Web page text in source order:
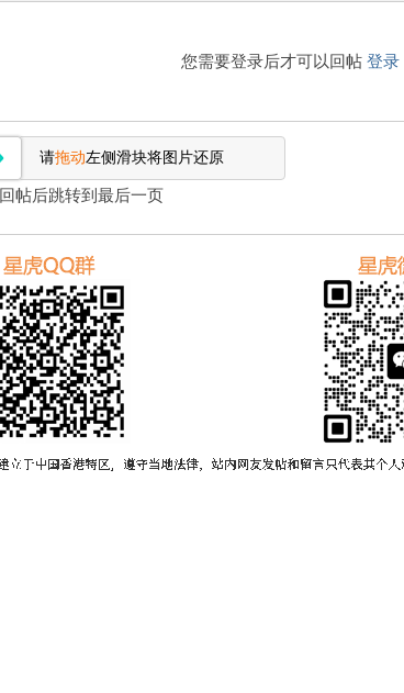
您需要登录后才可以回帖登录
请拖动左侧滑块将图片还原
回帖后跳转到最后一页